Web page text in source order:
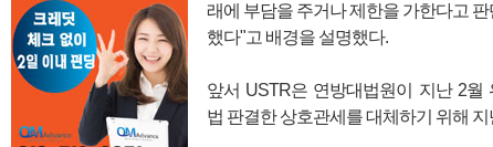
래에 부담을 주거나 제한을 가한다고 판
했다"고 배경을 설명했다.
앞서 USTR은 연방대법원이 지난 2월
법 판결한 상호관세를 대체하기 위해